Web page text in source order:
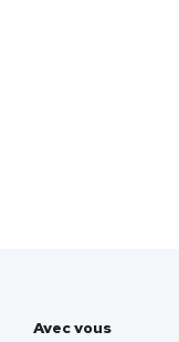
Avec vous